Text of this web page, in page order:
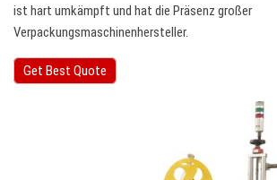
ist hart umkämpft und hat die Präsenz großer
Verpackungsmaschinenhersteller.
Get Best Quote